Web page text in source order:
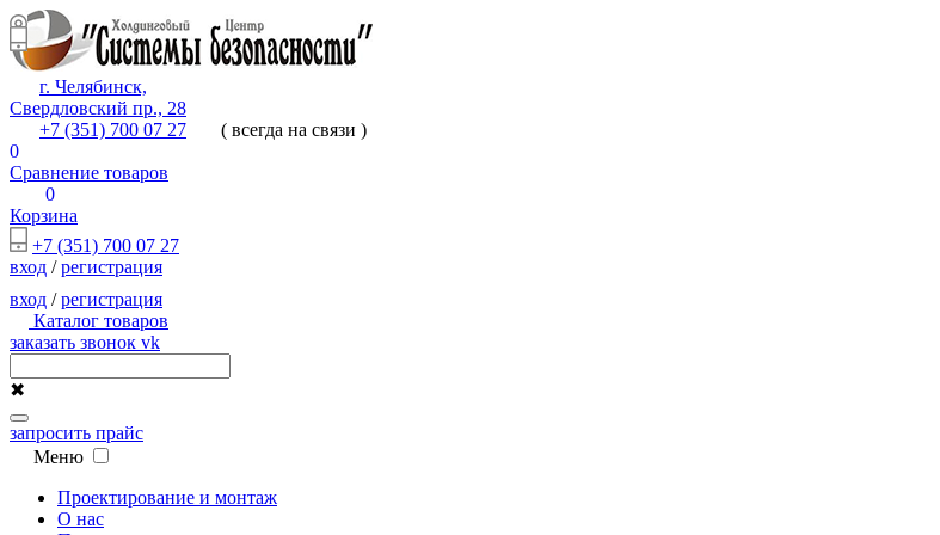
г. Челябинск,
Свердловский пр., 28
+7 (351) 700 07 27
( всегда на связи )
0
Сравнение товаров
0
Корзина
+7 (351) 700 07 27
вход /регистрация
вход /регистрация
Каталог товаров
заказать звонок vk
✖
запросить прайс
Меню
Проектирование и монтаж
О нас